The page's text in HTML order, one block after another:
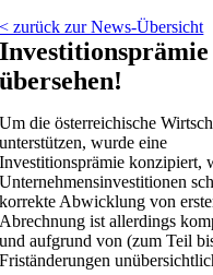
< zurück zur News-Übersicht
übersehen!
Um die österreichische
unterstützen, wurde eine
Investitionsprämie konzipiert,
Unternehmensinvestitionen
korrekte Abwicklung von
Abrechnung ist allerdings
und aufgrund von (zum Teil
Friständerungen